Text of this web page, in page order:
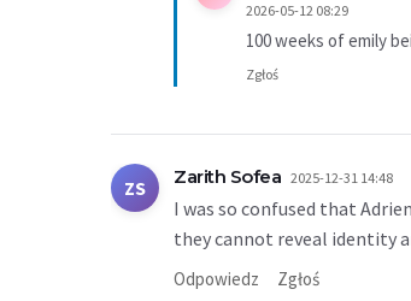
2026-05-12 08:29
100 weeks of emily
Zgłoś
ZS Zarith Sofea 2025-12-31 14:48
I was so confused that
they cannot reveal identity
Odpowiedz Zgłoś